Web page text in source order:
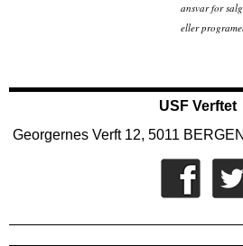
ansvar for
eller
USF Verftet
Georgernes Verft 12, 5011